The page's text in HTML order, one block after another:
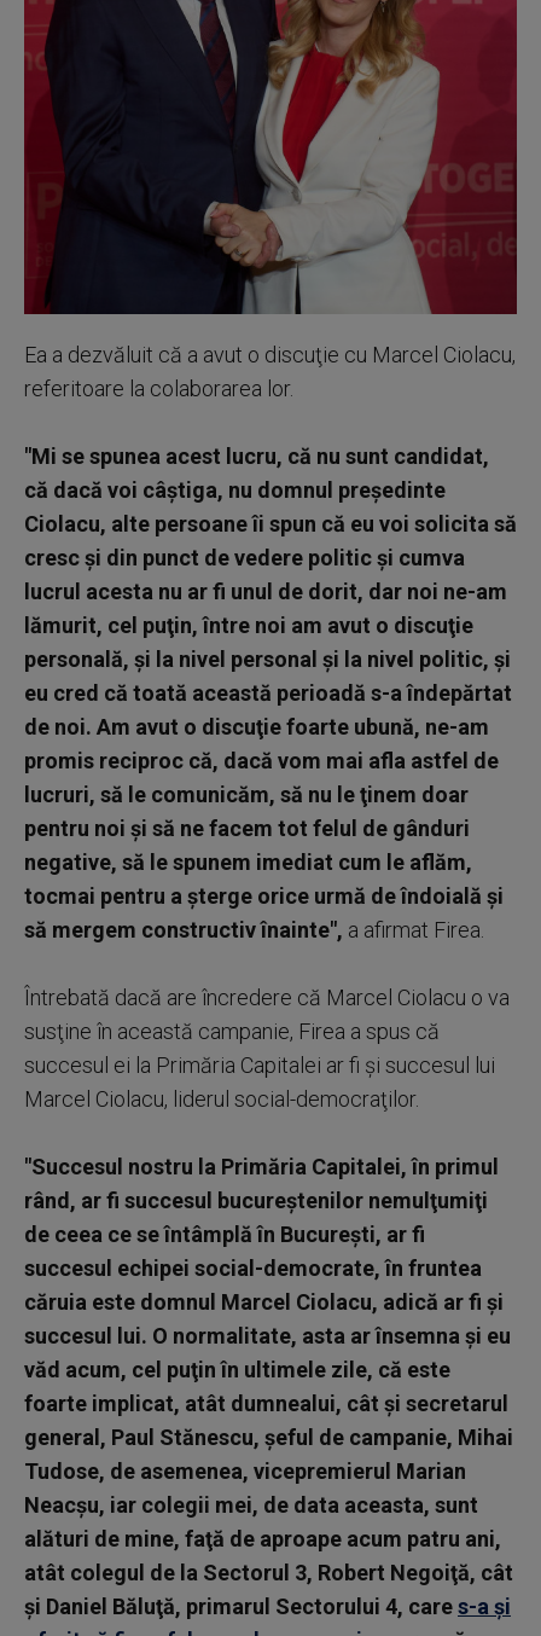
Ea a dezvăluit că a avut o discuţie cu Marcel Ciolacu,
referitoare la colaborarea lor.
"Mi se spunea acest lucru, că nu sunt candidat,
că dacă voi câştiga, nu domnul preşedinte
Ciolacu, alte persoane îi spun că eu voi solicita să
cresc şi din punct de vedere politic şi cumva
lucrul acesta nu ar fi unul de dorit, dar noi ne-am
lămurit, cel puţin, între noi am avut o discuţie
personală, şi la nivel personal şi la nivel politic, şi
eu cred că toată această perioadă s-a îndepărtat
de noi. Am avut o discuţie foarte ubună, ne-am
promis reciproc că, dacă vom mai afla astfel de
lucruri, să le comunicăm, să nu le ţinem doar
pentru noi şi să ne facem tot felul de gânduri
negative, să le spunem imediat cum le aflăm,
tocmai pentru a şterge orice urmă de îndoială şi
să mergem constructiv înainte", a afirmat Firea.
Întrebată dacă are încredere că Marcel Ciolacu o va
susţine în această campanie, Firea a spus că
succesul ei la Primăria Capitalei ar fi şi succesul lui
Marcel Ciolacu, liderul social-democraţilor.
"Succesul nostru la Primăria Capitalei, în primul
rând, ar fi succesul bucureştenilor nemulţumiţi
de ceea ce se întâmplă în Bucureşti, ar fi
succesul echipei social-democrate, în fruntea
căruia este domnul Marcel Ciolacu, adică ar fi şi
succesul lui. O normalitate, asta ar însemna şi eu
văd acum, cel puţin în ultimele zile, că este
foarte implicat, atât dumnealui, cât şi secretarul
general, Paul Stănescu, şeful de campanie, Mihai
Tudose, de asemenea, vicepremierul Marian
Neacşu, iar colegii mei, de data aceasta, sunt
alături de mine, faţă de aproape acum patru ani,
atât colegul de la Sectorul 3, Robert Negoiţă, cât
şi Daniel Băluţă, primarul Sectorului 4, cares-a şi